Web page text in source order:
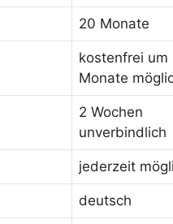
20 Monate
kostenfrei um
Monate
2 Wochen
unverbindlich
jederzeit
deutsch